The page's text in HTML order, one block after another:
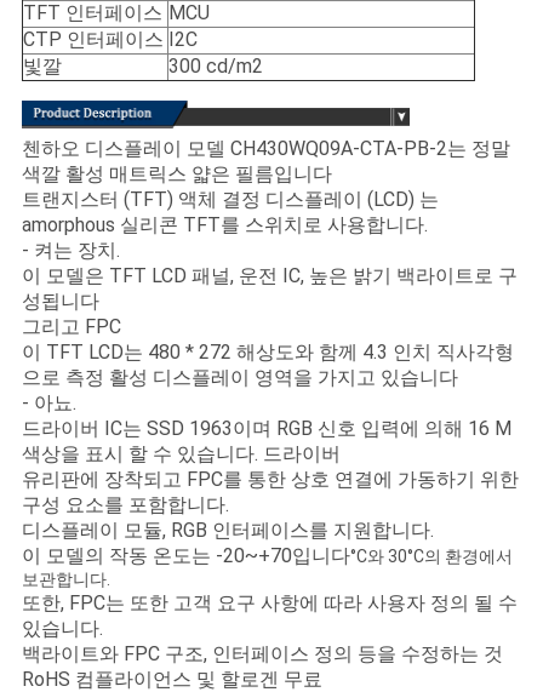
이
트
맵
PRIVACY
POLICY
TFT 인터페이스 MCU
CTP 인터페이스 I2C
빛깔
300 cd/m2
첸하오 디스플레이 모델 CH430WQ09A-CTA-PB-2는 정말
색깔 활성 매트릭스 얇은 필름입니다
트랜지스터 (TFT) 액체 결정 디스플레이 (LCD) 는
amorphous 실리콘 TFT를 스위치로 사용합니다.
- 켜는 장치.
이 모델은 TFT LCD 패널, 운전 IC, 높은 밝기 백라이트로 구
성됩니다
그리고 FPC
이 TFT LCD는 480 * 272 해상도와 함께 4.3 인치 직사각형
으로 측정 활성 디스플레이 영역을 가지고 있습니다
- 아뇨.
드라이버 IC는 SSD 1963이며 RGB 신호 입력에 의해 16 M
색상을 표시 할 수 있습니다. 드라이버
유리판에 장착되고 FPC를 통한 상호 연결에 가동하기 위한
구성 요소를 포함합니다.
디스플레이 모듈, RGB 인터페이스를 지원합니다.
이 모델의 작동 온도는 -20~+70입니다°C와 30°C의 환경에서
보관합니다.
또한, FPC는 또한 고객 요구 사항에 따라 사용자 정의 될 수
있습니다.
백라이트와 FPC 구조, 인터페이스 정의 등을 수정하는 것
RoHS 컴플라이언스 및 할로겐 무료